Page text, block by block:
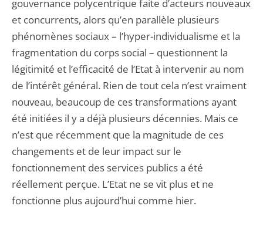
gouvernance polycentrique faite d’acteurs nouveaux
et concurrents, alors qu’en parallèle plusieurs
phénomènes sociaux – l’hyper-individualisme et la
fragmentation du corps social – questionnent la
légitimité et l’efficacité de l’Etat à intervenir au nom
de l’intérêt général. Rien de tout cela n’est vraiment
nouveau, beaucoup de ces transformations ayant
été initiées il y a déjà plusieurs décennies. Mais ce
n’est que récemment que la magnitude de ces
changements et de leur impact sur le
fonctionnement des services publics a été
réellement perçue. L’Etat ne se vit plus et ne
fonctionne plus aujourd’hui comme hier.